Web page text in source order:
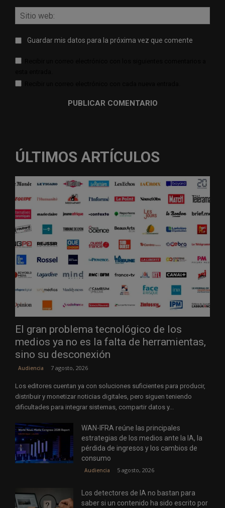
Guardar mis datos para la próxima vez que comente
ÚLTIMOS ARTÍCULOS
El gran problema tecnológico de los
medios ya no es la falta de herramientas,
sino su desconexión
Audiencia 7 agosto, 2026
Los editores cuentan ya con soluciones suficientes para producir,
distribuir y monetizar noticias digitales, pero siguen teniendo
dificultades para integrar sistemas, compartir datos y...
WAN-IFRA reúne las principales
estrategias de los medios ante la IA, la
pérdida de ingresos y los cambios de
consumo
Audiencia 5 agosto, 2026
Los detectores de IA no bastan para
saber si un contenido ha sido escrito por